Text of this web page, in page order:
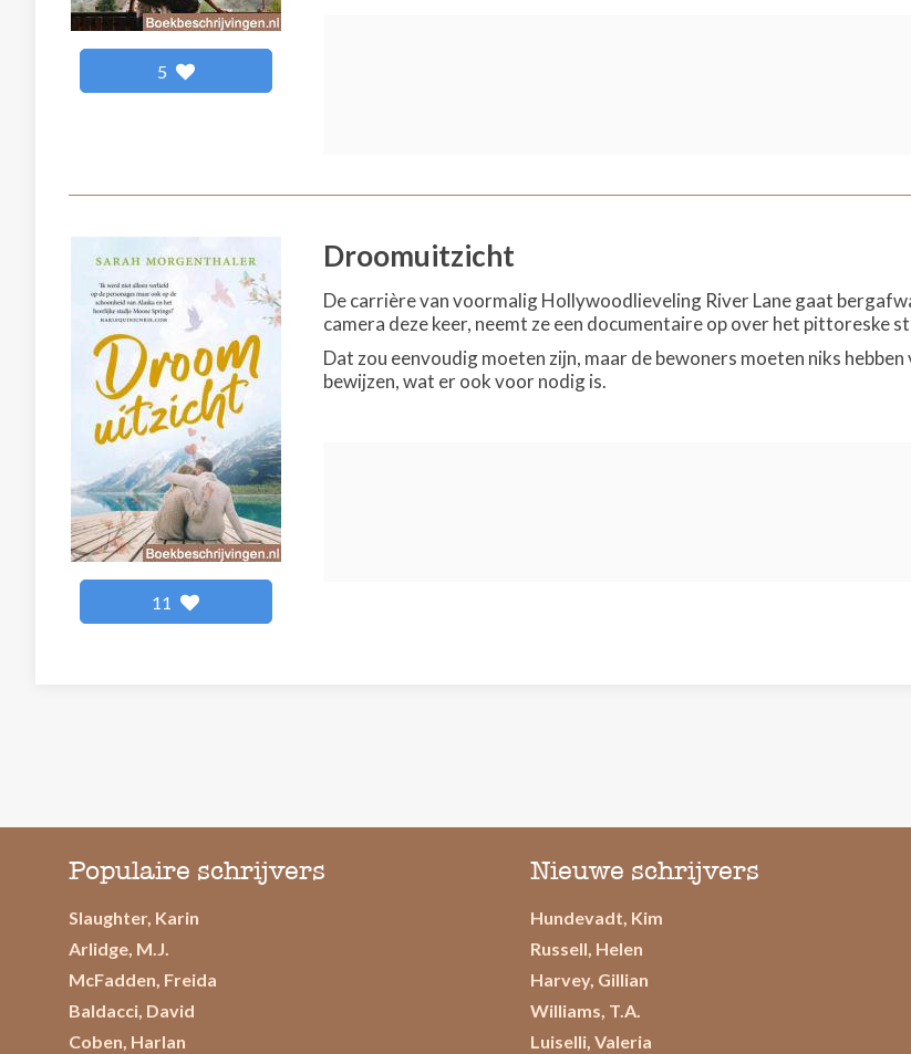
5
11
Droomuitzicht
De carrière van voormalig Hollywoodlieveling River Lane gaat
camera deze keer, neemt ze een documentaire op over het pittoreske
Dat zou eenvoudig moeten zijn, maar de bewoners moeten niks
bewijzen, wat er ook voor nodig is.
Populaire schrijvers
Slaughter, Karin
Arlidge, M.J.
McFadden, Freida
Baldacci, David
Coben, Harlan
Nieuwe schrijvers
Hundevadt, Kim
Russell, Helen
Harvey, Gillian
Williams, T.A.
Luiselli, Valeria